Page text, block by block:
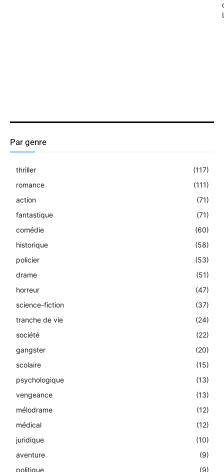
Par genre
thriller
(117)
romance
(111)
action
(71)
fantastique
(71)
comédie
(60)
historique
(58)
policier
(53)
drame
(51)
horreur
(47)
science-fiction
(37)
tranche de vie
(24)
société
(22)
gangster
(20)
scolaire
(15)
psychologique
(13)
vengeance
(13)
mélodrame
(12)
médical
(12)
juridique
(10)
aventure
(9)
politique
(9)